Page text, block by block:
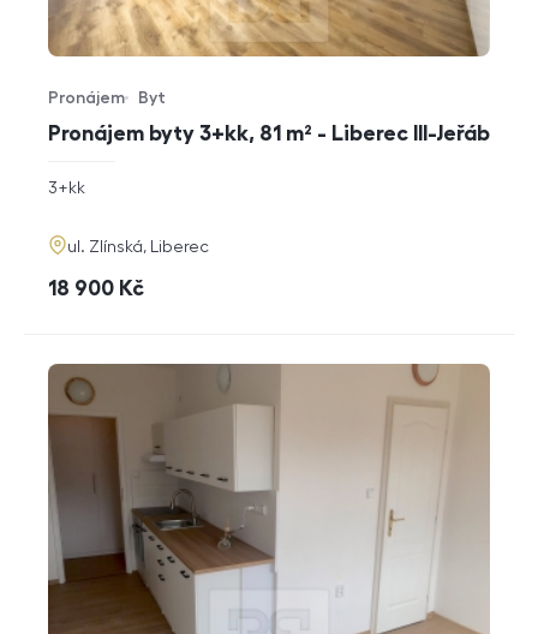
Pronájem byty 3+kk, 81 m² - Liberec III-Jeřáb
Typ nabídky
Pronájem
Typ nemovitosti
Byt
rozměry
dispozice
3+kk
adresa
ul. Zlínská, Liberec
cena
18 900 Kč